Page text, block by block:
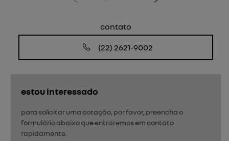
estou interessado
para solicitar uma cotação, por favor, preencha o
formulário abaixo que entraremos em contato
rapidamente.
Anterior Próximo
contato
(22) 2621-9002